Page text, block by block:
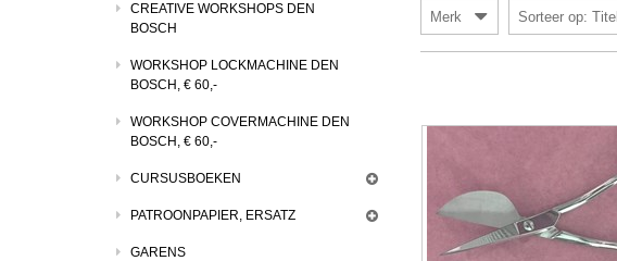
Merk Sorteer op: Titel
CREATIVE WORKSHOPS DEN
BOSCH
WORKSHOP LOCKMACHINE DEN
BOSCH, € 60,-
WORKSHOP COVERMACHINE DEN
BOSCH, € 60,-
CURSUSBOEKEN
PATROONPAPIER, ERSATZ
GARENS